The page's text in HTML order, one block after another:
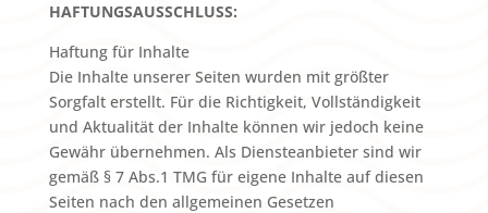
HAFTUNGSAUSSCHLUSS:
Haftung für Inhalte
Die Inhalte unserer Seiten wurden mit größter
Sorgfalt erstellt. Für die Richtigkeit, Vollständigkeit
und Aktualität der Inhalte können wir jedoch keine
Gewähr übernehmen. Als Diensteanbieter sind wir
gemäß § 7 Abs.1 TMG für eigene Inhalte auf diesen
Seiten nach den allgemeinen Gesetzen